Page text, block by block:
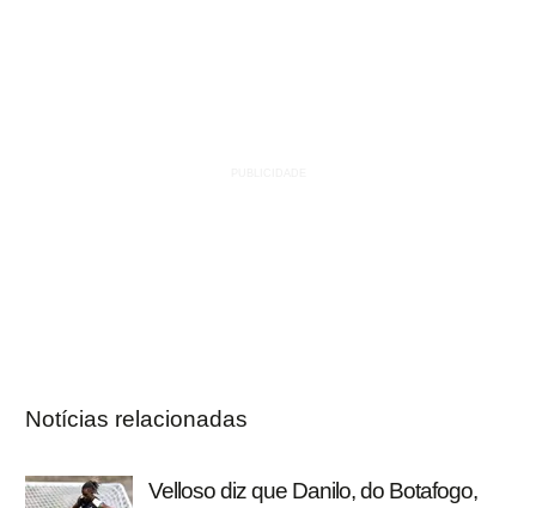
Notícias relacionadas
Velloso diz que Danilo, do Botafogo,